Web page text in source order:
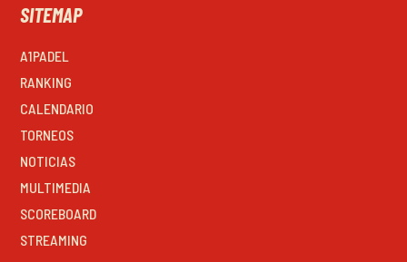
SITEMAP
A1PADEL
RANKING
CALENDARIO
TORNEOS
NOTICIAS
MULTIMEDIA
SCOREBOARD
STREAMING